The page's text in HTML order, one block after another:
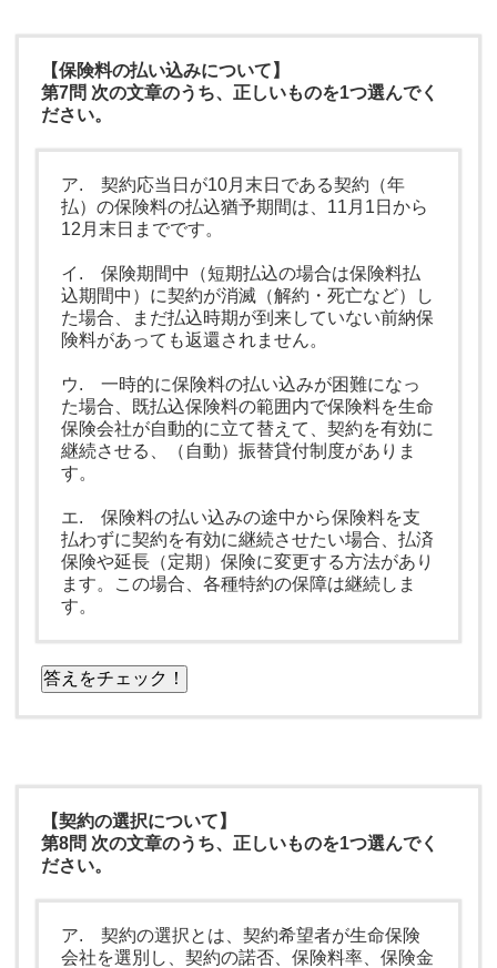
【保険料の払い込みについて】
第7問 次の文章のうち、正しいものを1つ選んでく
ださい。
ア. 契約応当日が10月末日である契約（年
払）の保険料の払込猶予期間は、11月1日から
12月末日までです。
イ. 保険期間中（短期払込の場合は保険料払
込期間中）に契約が消滅（解約・死亡など）し
た場合、まだ払込時期が到来していない前納保
険料があっても返還されません。
ウ. 一時的に保険料の払い込みが困難になっ
た場合、既払込保険料の範囲内で保険料を生命
保険会社が自動的に立て替えて、契約を有効に
継続させる、（自動）振替貸付制度がありま
す。
エ. 保険料の払い込みの途中から保険料を支
払わずに契約を有効に継続させたい場合、払済
保険や延長（定期）保険に変更する方法があり
ます。この場合、各種特約の保障は継続しま
す。
答えをチェック！
【契約の選択について】
第8問 次の文章のうち、正しいものを1つ選んでく
ださい。
ア. 契約の選択とは、契約希望者が生命保険
会社を選別し、契約の諾否、保険料率、保険金